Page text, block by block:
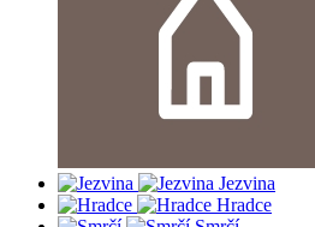
Jezvina
Hradce